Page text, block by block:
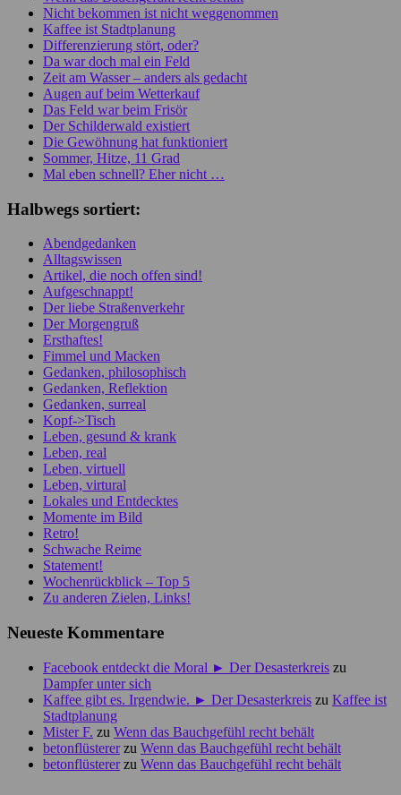
Nicht bekommen ist nicht weggenommen
Kaffee ist Stadtplanung
Differenzierung stört, oder?
Da war doch mal ein Feld
Zeit am Wasser – anders als gedacht
Augen auf beim Wetterkauf
Das Feld war beim Frisör
Der Schilderwald existiert
Die Gewöhnung hat funktioniert
Sommer, Hitze, 11 Grad
Mal eben schnell? Eher nicht …
Halbwegs sortiert:
Abendgedanken
Alltagswissen
Artikel, die noch offen sind!
Aufgeschnappt!
Der liebe Straßenverkehr
Der Morgengruß
Ersthaftes!
Fimmel und Macken
Gedanken, philosophisch
Gedanken, Reflektion
Gedanken, surreal
Kopf->Tisch
Leben, gesund & krank
Leben, real
Leben, virtuell
Leben, virtural
Lokales und Entdecktes
Momente im Bild
Retro!
Schwache Reime
Statement!
Wochenrückblick – Top 5
Zu anderen Zielen, Links!
Neueste Kommentare
Facebook entdeckt die Moral ► Der Desasterkreis zu
Dampfer unter sich
Kaffee gibt es. Irgendwie. ► Der Desasterkreis zu Kaffee ist
Stadtplanung
Mister F. zu Wenn das Bauchgefühl recht behält
betonflüstererzu Wenn das Bauchgefühl recht behält
betonflüstererzu Wenn das Bauchgefühl recht behält